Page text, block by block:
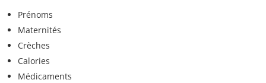
Prénoms
Maternités
Crèches
Calories
Médicaments